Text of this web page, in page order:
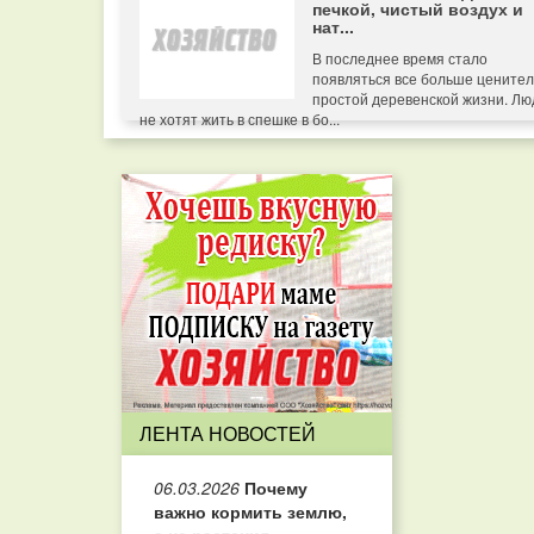
печкой, чистый воздух и
нат...
В последнее время стало
появляться все больше
простой деревенской жизни.
не хотят жить в спешке в бо...
ЛЕНТА НОВОСТЕЙ
06.03.2026 Почему
важно кормить землю,